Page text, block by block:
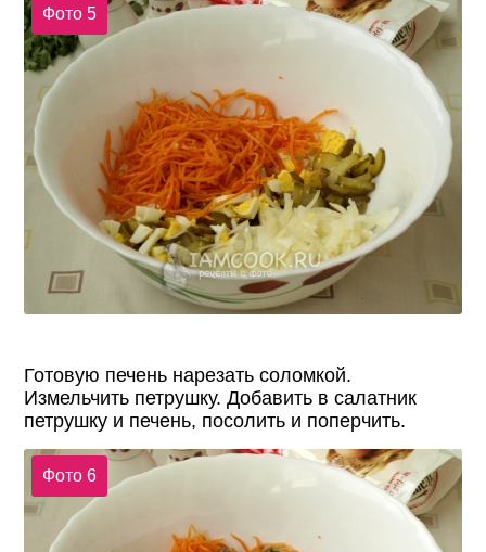
Фото 5
Готовую печень нарезать соломкой.
Измельчить петрушку. Добавить в салатник
петрушку и печень, посолить и поперчить.
Фото 6